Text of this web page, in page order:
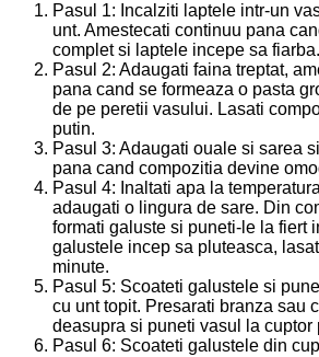
Pasul 1: Incalziti laptele intr-un
unt. Amestecati continuu pana
complet si laptele incepe sa fiarba.
Pasul 2: Adaugati faina treptat,
pana cand se formeaza o pasta
de pe peretii vasului. Lasati
putin.
Pasul 3: Adaugati ouale si sarea
pana cand compozitia devine
Pasul 4: Inaltati apa la
adaugati o lingura de sare. Din
formati galuste si puneti-le la fiert
galustele incep sa pluteasca,
minute.
Pasul 5: Scoateti galustele si
cu unt topit. Presarati branza sau
deasupra si puneti vasul la cuptor
Pasul 6: Scoateti galustele din